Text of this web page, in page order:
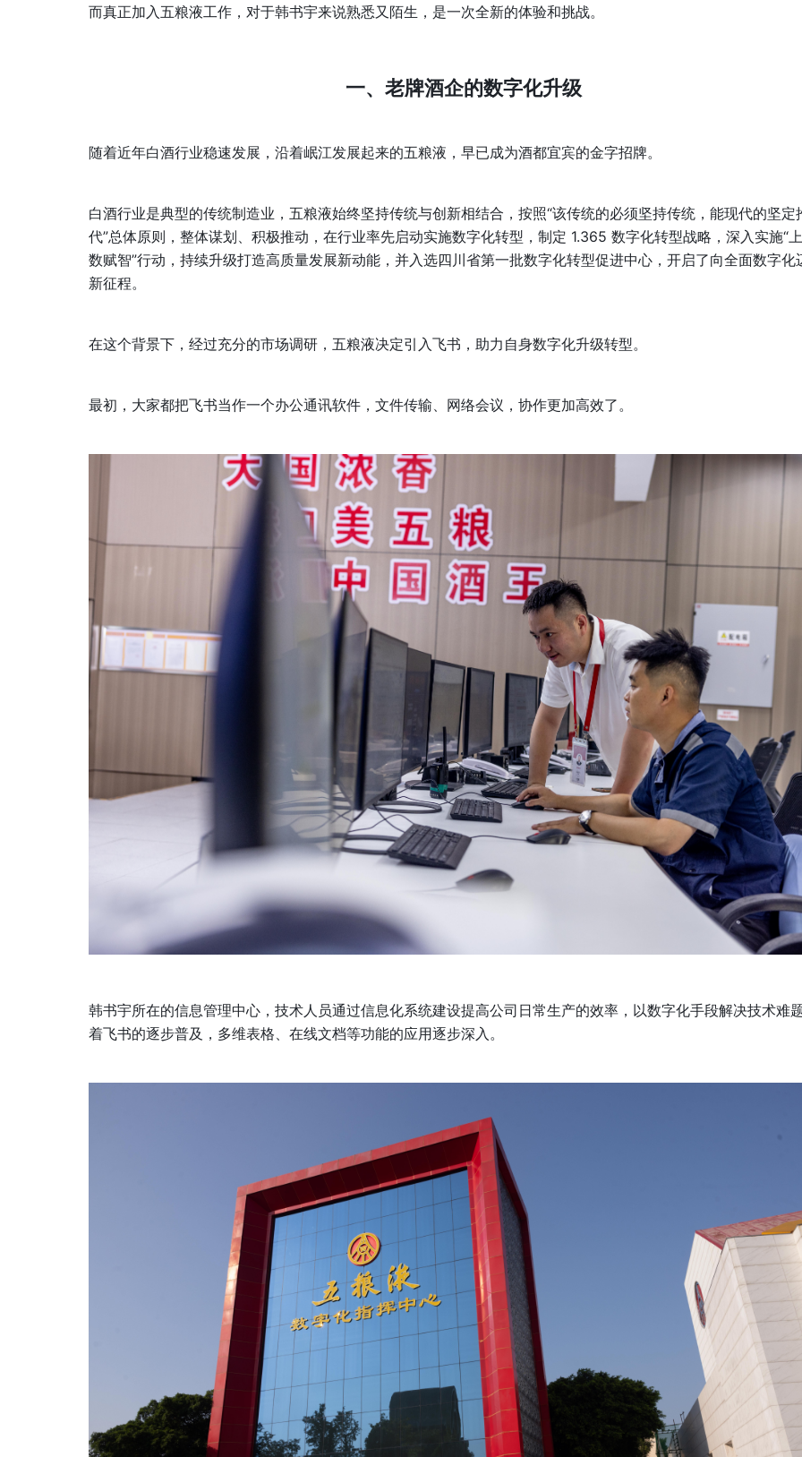
而真正加入五粮液工作，对于韩书宇来说熟悉又陌生，是一次全新的体验和挑战。
一、老牌酒企的数字化升级
随着近年白酒行业稳速发展，沿着岷江发展起来的五粮液，早已成为酒都宜宾的金字招牌。
白酒行业是典型的传统制造业，五粮液始终坚持传统与创新相结合，按照“该传统的必须坚持传统，能现代的坚定
代”总体原则，整体谋划、积极推动，在行业率先启动实施数字化转型，制定 1.365 数字化转型战略，深入实施“
数赋智”行动，持续升级打造高质量发展新动能，并入选四川省第一批数字化转型促进中心，开启了向全面数字化
新征程。
在这个背景下，经过充分的市场调研，五粮液决定引入飞书，助力自身数字化升级转型。
最初，大家都把飞书当作一个办公通讯软件，文件传输、网络会议，协作更加高效了。
韩书宇所在的信息管理中心，技术人员通过信息化系统建设提高公司日常生产的效率，以数字化手段解决技术难
着飞书的逐步普及，多维表格、在线文档等功能的应用逐步深入。